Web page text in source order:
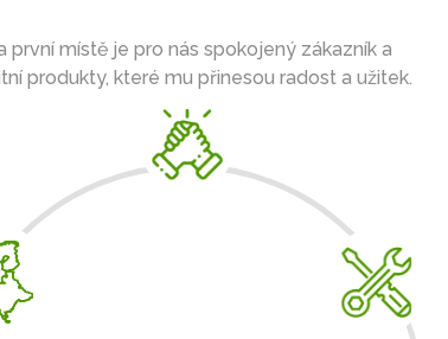
první místě je pro nás spokojený zákazník a
produkty, které mu přinesou radost a užitek.